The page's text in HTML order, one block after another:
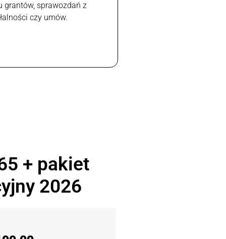
grantów, sprawozdań z
czy umów.
+ pakiet
2026